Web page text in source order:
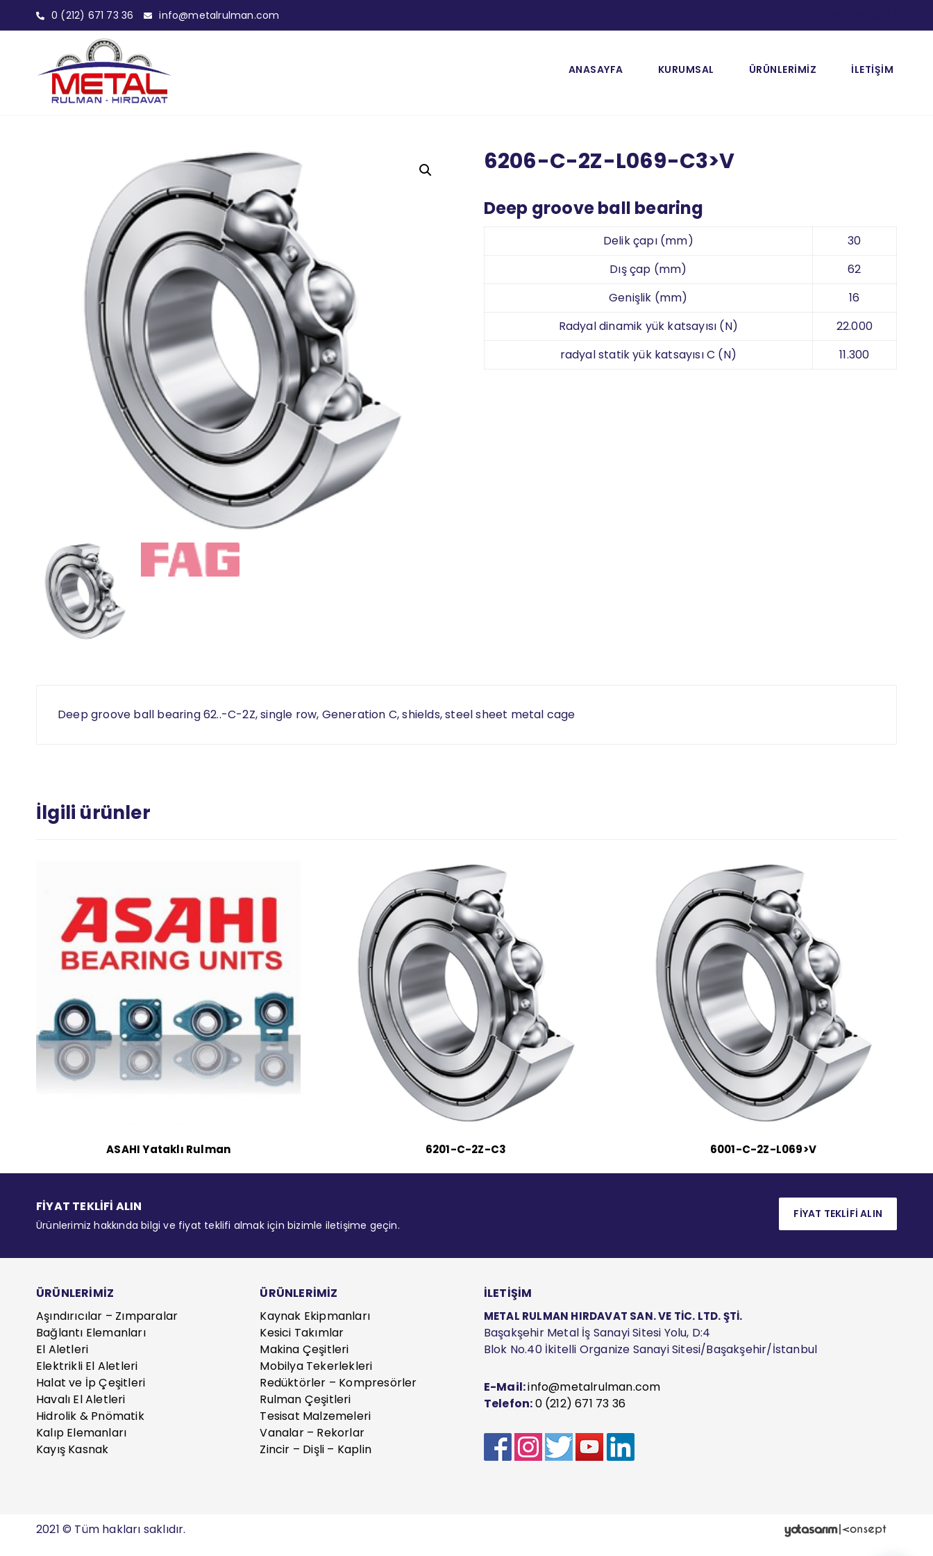
0 (212) 671 73 36 info@metalrulman.com
ANASAYFA KURUMSAL ÜRÜNLERİMİZ İLETİŞİM
6206-C-2Z-L069-C3>V
Deep groove ball bearing
Delik çapı (mm)
30
Dış çap (mm)
62
Genişlik (mm)
16
Radyal dinamik yük katsayısı (N)
22.000
radyal statik yük katsayısı C (N)
11.300
Deep groove ball bearing 62..-C-2Z, single row, Generation C, shields, steel sheet metal cage
İlgili ürünler
ASAHI Yataklı Rulman 6201-C-2Z-C3 6001-C-2Z-L069>V
FİYAT TEKLİFİ ALIN
Ürünlerimiz hakkında bilgi ve fiyat teklifi almak için bizimle iletişime geçin.
FİYAT TEKLİFİ ALIN
ÜRÜNLERİMİZ
Aşındırıcılar – Zımparalar
Bağlantı Elemanları
El Aletleri
Elektrikli El Aletleri
Halat ve İp Çeşitleri
Havalı El Aletleri
Hidrolik & Pnömatik
Kalıp Elemanları
Kayış Kasnak
ÜRÜNLERİMİZ
Kaynak Ekipmanları
Kesici Takımlar
Makina Çeşitleri
Mobilya Tekerlekleri
Redüktörler – Kompresörler
Rulman Çeşitleri
Tesisat Malzemeleri
Vanalar – Rekorlar
Zincir – Dişli – Kaplin
İLETİŞİM
METAL RULMAN HIRDAVAT SAN. VE TİC. LTD. ŞTİ.
Başakşehir Metal İş Sanayi Sitesi Yolu, D:4
Blok No.40 İkitelli Organize Sanayi Sitesi/Başakşehir/İstanbul
E-Mail:info@metalrulman.com
Telefon:0 (212) 671 73 36
2021 © Tüm hakları saklıdır.